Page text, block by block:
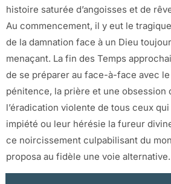
histoire saturée d’angoisses et de
Au commencement, il y eut le
de la damnation face à un Dieu
menaçant. La fin des Temps
de se préparer au face-à-face avec
pénitence, la prière et une obsession
l’éradication violente de tous ceux
impiété ou leur hérésie la fureur
ce noircissement culpabilisant du
proposa au fidèle une voie